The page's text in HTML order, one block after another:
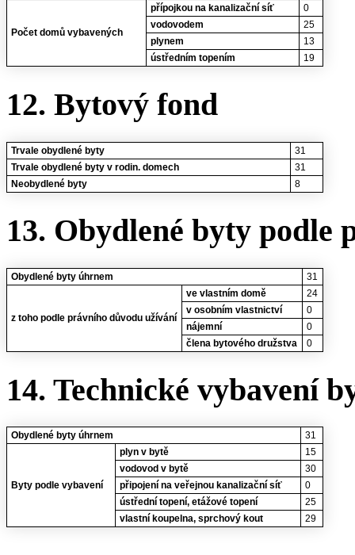
Počet domů vybavených
přípojkou na kanalizační síť
0
vodovodem
25
plynem
13
ústředním topením
19
12. Bytový fond
Trvale obydlené byty
31
Trvale obydlené byty v rodin. domech
31
Neobydlené byty
8
13. Obydlené byty podle
Obydlené byty úhrnem 31
z toho podle právního důvodu užívání
ve vlastním domě
24
v osobním vlastnictví
0
nájemní
0
člena bytového družstva
0
14. Technické vybavení
Obydlené byty úhrnem 31
Byty podle vybavení
plyn v bytě
15
vodovod v bytě
30
připojení na veřejnou kanalizační síť
0
ústřední topení, etážové topení
25
vlastní koupelna, sprchový kout
29